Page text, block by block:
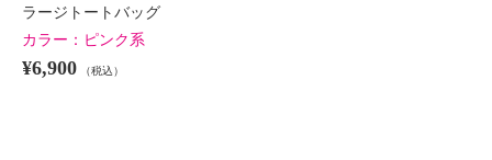
ラージトートバッグ
カラー： ピンク系
¥6,900 （税込）